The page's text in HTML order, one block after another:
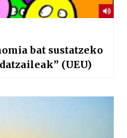
bat sustatzeko
(UEU)